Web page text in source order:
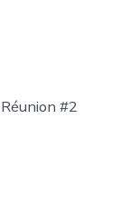
#2